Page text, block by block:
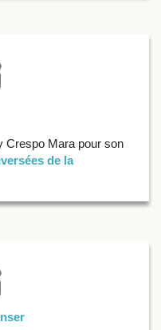
Crespo Mara pour son
de la